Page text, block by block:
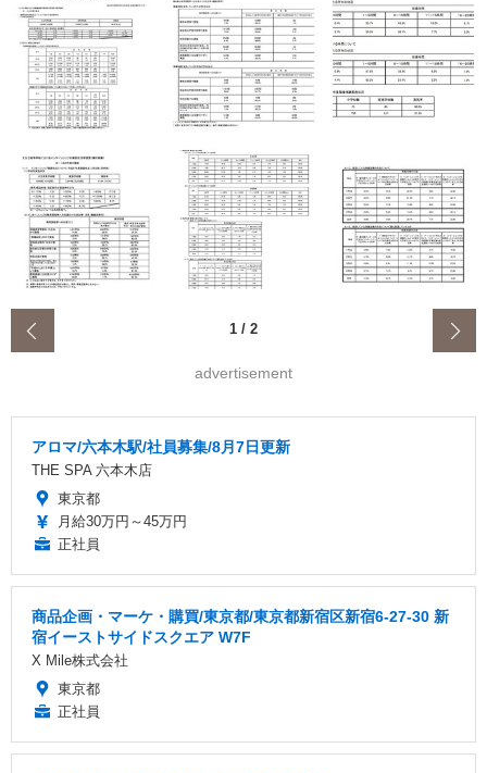
1 / 2
advertisement
アロマ/六本木駅/社員募集/8月7日更新
THE SPA 六本木店
東京都
月給30万円～45万円
正社員
商品企画・マーケ・購買/東京都/東京都新宿区新宿6-27-30 新
宿イーストサイドスクエア W7F
X Mile株式会社
東京都
正社員